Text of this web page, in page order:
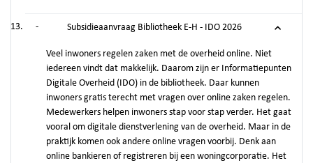
- Subsidieaanvraag Bibliotheek E-H - IDO 2026
Veel inwoners regelen zaken met de overheid online. Niet
iedereen vindt dat makkelijk. Daarom zijn er Informatiepunten
Digitale Overheid (IDO) in de bibliotheek. Daar kunnen
inwoners gratis terecht met vragen over online zaken regelen.
Medewerkers helpen inwoners stap voor stap verder. Het gaat
vooral om digitale dienstverlening van de overheid. Maar in de
praktijk komen ook andere online vragen voorbij. Denk aan
online bankieren of registreren bij een woningcorporatie. Het